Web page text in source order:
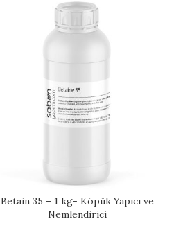
Betain 35 – 1 kg- Köpük Yapıcı ve
Nemlendirici